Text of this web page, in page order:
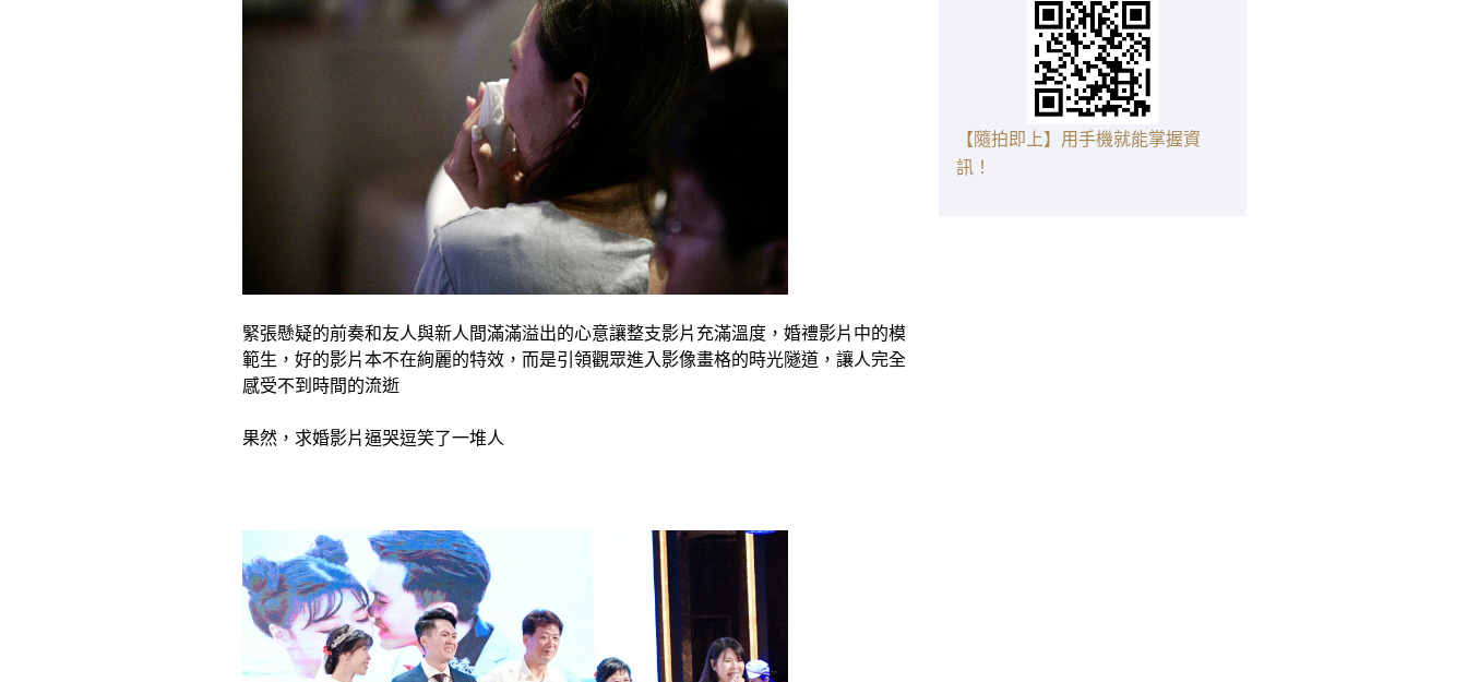
【隨拍即上】用手機就能掌握資
訊！
緊張懸疑的前奏和友人與新人間滿滿溢出的心意讓整支影片充滿溫度，婚禮影片中的模
範生，好的影片本不在絢麗的特效，而是引領觀眾進入影像畫格的時光隧道， 讓人完全
感受不到時間的流逝
果然，求婚影片逼哭逗笑了一堆人